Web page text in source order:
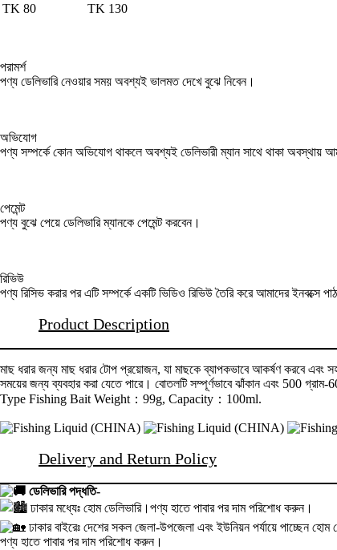
TK 80 TK 130
পরামর্শ
পণ্য ডেলিভারি নেওয়ার সময় অবশ্যই ভালমত দেখে বুঝে নিবেন।
অভিযোগ
পণ্য সম্পর্কে কোন অভিযোগ থাকলে অবশ্যই ডেলিভারী ম্যান সাথে থাকা অবস্থায়
পেমেন্ট
পণ্য বুঝে পেয়ে ডেলিভারি ম্যানকে পেমেন্ট করবেন।
রিভিউ
পণ্য রিসিভ করার পর এটি সম্পর্কে একটি ভিডিও রিভিউ তৈরি করে আমাদের ইনবক্সে
Product Description
মাছ ধরার জন্য মাছ ধরার টোপ প্রয়োজন, যা মাছকে ব্যাপকভাবে আকর্ষণ করবে
সময়ের জন্য ব্যবহার করা যেতে পারে। বোতলটি সম্পূর্ণভাবে ঝাঁকান এবং 500
Type Fishing Bait Weight：99g, Capacity：100ml.
Delivery and Return Policy
ডেলিভারি পদ্ধতি-
ঢাকার মধ্যেঃ হোম ডেলিভারি।পণ্য হাতে পাবার পর দাম পরিশোধ করুন।
ঢাকার বাইরেঃ দেশের সকল জেলা-উপজেলা এবং ইউনিয়ন পর্যায়ে পাচ্ছেন হোম
পণ্য হাতে পাবার পর দাম পরিশোধ করুন।